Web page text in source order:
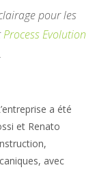
pour les
Process Evolution
a été
et Renato
avec